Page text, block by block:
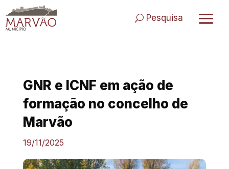
to
content
Pesquisa
GNR e ICNF em ação de
formação no concelho de
Marvão
19/11/2025